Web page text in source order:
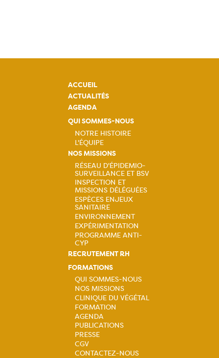
ACCUEIL
ACTUALITÉS
AGENDA
QUI SOMMES-NOUS
Navigation
principale
NOTRE HISTOIRE
L'ÉQUIPE
NOS MISSIONS
Navigation
principale
RÉSEAU D'ÉPIDEMIO-
SURVEILLANCE ET BSV
INSPECTION ET
MISSIONS DÉLÉGUÉES
ESPÈCES ENJEUX
SANITAIRE
ENVIRONNEMENT
EXPÉRIMENTATION
PROGRAMME ANTI-
CYP
RECRUTEMENT RH
FORMATIONS
Navigation
principale
QUI SOMMES-NOUS
NOS MISSIONS
CLINIQUE DU VÉGÉTAL
FORMATION
AGENDA
PUBLICATIONS
PRESSE
CGV
CONTACTEZ-NOUS